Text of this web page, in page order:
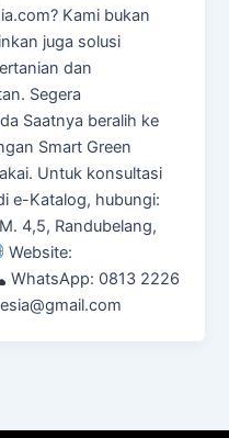
Kami bukan
juga solusi
dan
Segera
Saatnya beralih ke
Smart Green
Untuk konsultasi
e-Katalog, hubungi:
4,5, Randubelang,
Website:
WhatsApp: 0813 2226